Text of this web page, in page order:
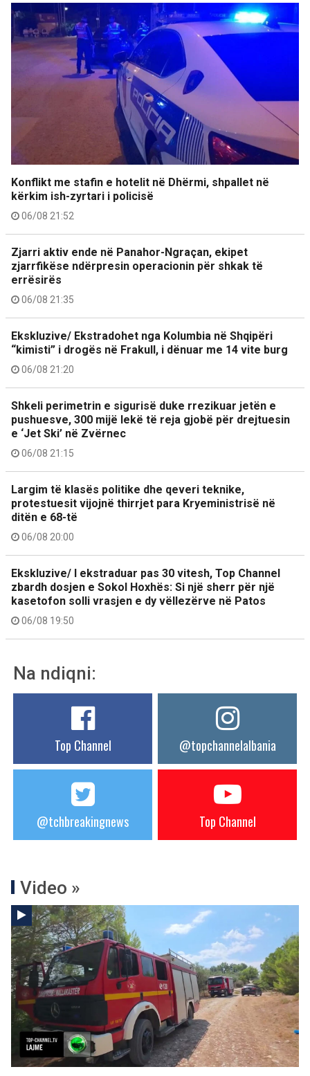
Konflikt me stafin e hotelit në Dhërmi, shpallet në
kërkim ish-zyrtari i policisë
06/08 21:52
Zjarri aktiv ende në Panahor-Ngraçan, ekipet
zjarrfikëse ndërpresin operacionin për shkak të
errësirës
06/08 21:35
Ekskluzive/ Ekstradohet nga Kolumbia në Shqipëri
“kimisti” i drogës në Frakull, i dënuar me 14 vite burg
06/08 21:20
Shkeli perimetrin e sigurisë duke rrezikuar jetën e
pushuesve, 300 mijë lekë të reja gjobë për drejtuesin
e ‘Jet Ski’ në Zvërnec
06/08 21:15
Largim të klasës politike dhe qeveri teknike,
protestuesit vijojnë thirrjet para Kryeministrisë në
ditën e 68-të
06/08 20:00
Ekskluzive/ I ekstraduar pas 30 vitesh, Top Channel
zbardh dosjen e Sokol Hoxhës: Si një sherr për një
kasetofon solli vrasjen e dy vëllezërve në Patos
06/08 19:50
Na ndiqni:
Top Channel @topchannelalbania
@tchbreakingnews Top Channel
Video »